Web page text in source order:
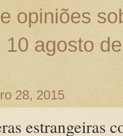
opiniões
10 agosto
28, 2015
estrangeiras